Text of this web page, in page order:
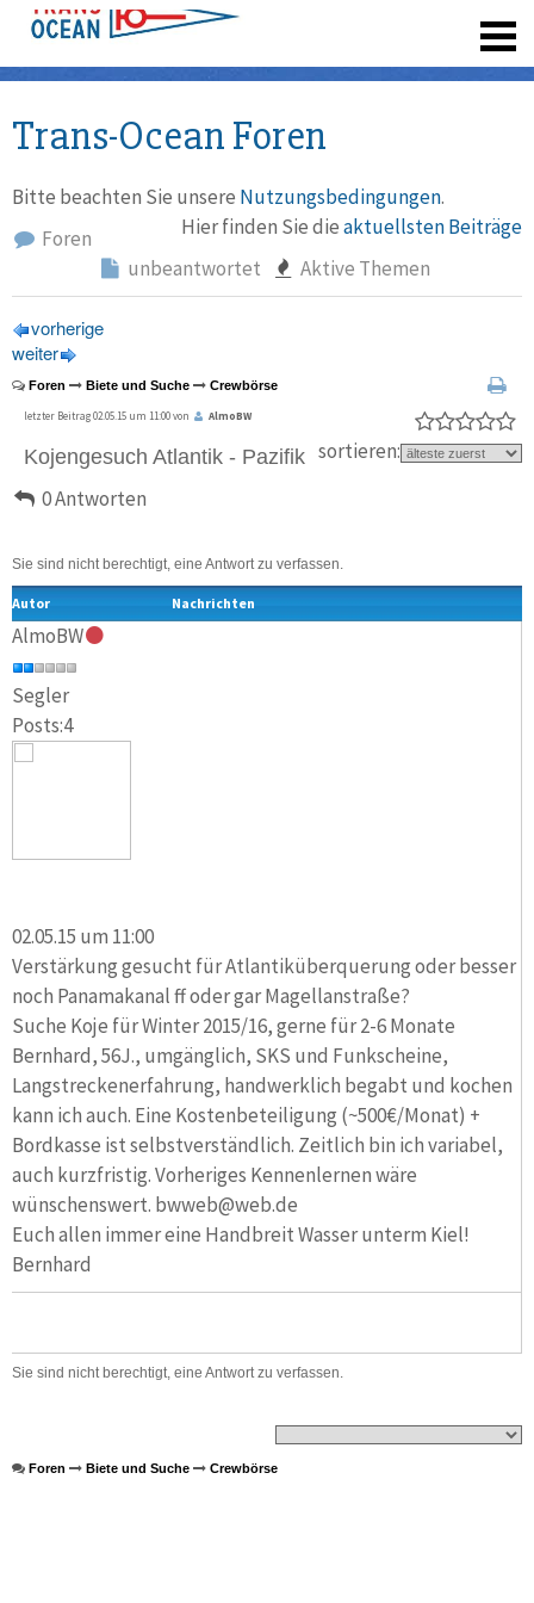
Trans-Ocean Foren
Bitte beachten Sie unsere Nutzungsbedingungen.
Hier finden Sie dieaktuellsten Beiträge
Foren
unbeantwortet
Aktive Themen
vorherige
weiter
Foren Biete und Suche Crewbörse
letzter Beitrag 02.05.15 um 11:00 von AlmoBW
Kojengesuch Atlantik - Pazifik
0 Antworten
sortieren:
Sie sind nicht berechtigt, eine Antwort zu verfassen.
Autor Nachrichten
AlmoBW
Segler
Posts:4
02.05.15 um 11:00
Verstärkung gesucht für Atlantiküberquerung oder besser
noch Panamakanal ff oder gar Magellanstraße?
Suche Koje für Winter 2015/16, gerne für 2-6 Monate
Bernhard, 56J., umgänglich, SKS und Funkscheine,
Langstreckenerfahrung, handwerklich begabt und kochen
kann ich auch. Eine Kostenbeteiligung (~500€/Monat) +
Bordkasse ist selbstverständlich. Zeitlich bin ich variabel,
auch kurzfristig. Vorheriges Kennenlernen wäre
wünschenswert. bwweb@web.de
Euch allen immer eine Handbreit Wasser unterm Kiel!
Bernhard
Sie sind nicht berechtigt, eine Antwort zu verfassen.
Foren Biete und Suche Crewbörse